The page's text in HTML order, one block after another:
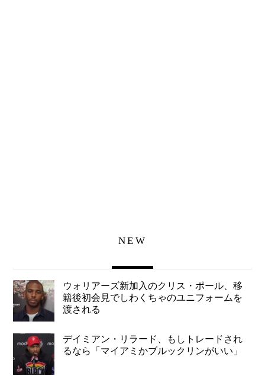
NEW
ウォリアーズ新加入のクリス・ポール、移
籍後初会見でしわくちゃのユニフォームを
渡される
デイミアン・リラード、もしトレードされ
るなら「マイアミかブルックリンがいい」